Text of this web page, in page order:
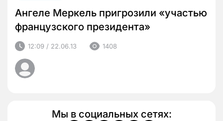
Ангеле Меркель пригрозили «участью
французского президента»
12:09 / 22.06.13 1408
Мы в социальных сетях: